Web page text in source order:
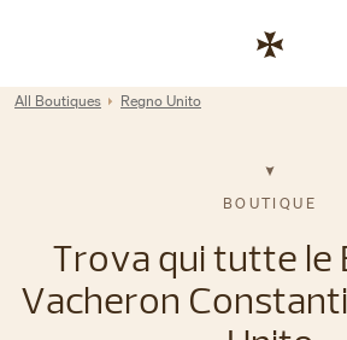
Return to Nav
All Boutiques Regno Unito
BOUTIQUE
Trova qui tutte le
Vacheron